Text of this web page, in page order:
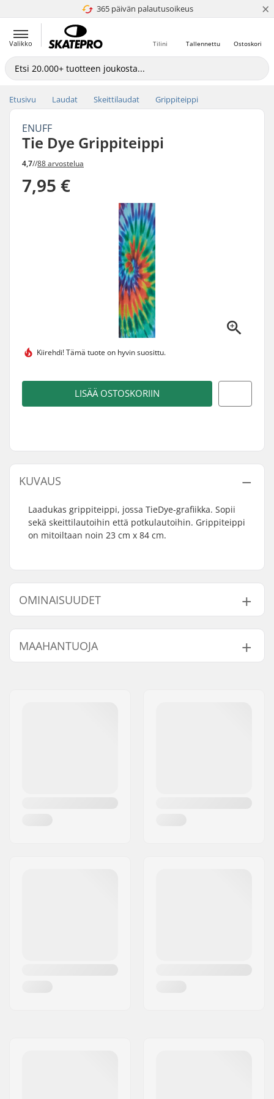
365 päivän palautusoikeus
4.8 / 5 ×
Valikko Ostoskori
Tallennettu
Tilini
Etusivu Laudat Skeittilaudat Grippiteippi
ENUFF
Tie Dye Grippiteippi
4,7//88 arvostelua
7,95 €
Kiirehdi! Tämä tuote on hyvin suosittu.
LISÄÄ OSTOSKORIIN
KUVAUS
Laadukas grippiteippi, jossa TieDye-grafiikka. Sopii
sekä skeittilautoihin että potkulautoihin. Grippiteippi
on mitoiltaan noin 23 cm x 84 cm.
OMINAISUUDET
Length:
83.8cm (33")
Width:
MAAHANTUOJA